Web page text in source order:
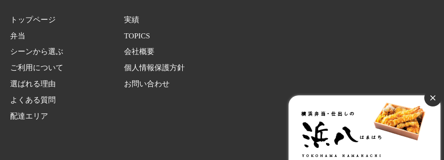
トップページ
弁当
シーンから選ぶ
ご利用について
選ばれる理由
よくある質問
配達エリア
実績
TOPICS
会社概要
個人情報保護方針
お問い合わせ